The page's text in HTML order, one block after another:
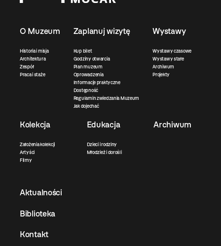
O Muzeum
Historia i misja
Architektura
Zespół
Praca i staże
Zaplanuj wizytę
Kup bilet
Godziny otwarcia
Plan muzeum
Oprowadzenia
Informacje praktyczne
Dostępność
Regulamin zwiedzania Muzeum
Jak dojechać
Wystawy
Wystawy czasowe
Wystawy stałe
Archiwum
Projekty
Kolekcja
Założenia kolekcji
Artyści
Filmy
Edukacja
Dzieci i rodziny
Młodzież i dorośli
Archiwum
Aktualności
Biblioteka
Kontakt